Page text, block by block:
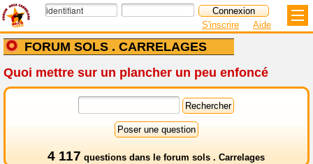
FORUM SOLS . CARRELAGES
S'inscrire Aide
Quoi mettre sur un plancher un peu enfoncé
4 117 questions dans le forum sols . Carrelages